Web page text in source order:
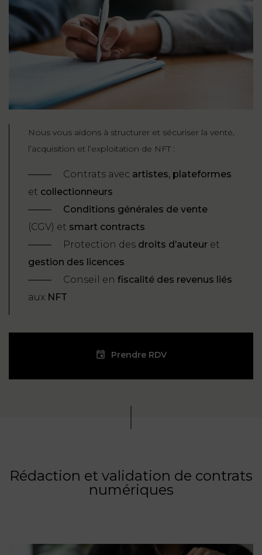
Nous vous aidons à structurer et sécuriser la vente,
l’acquisition et l’exploitation de NFT :
Contrats avec artistes, plateformes
et collectionneurs
Conditions générales de vente
(CGV) et smart contracts
Protection des droits d’auteur et
gestion des licences
Conseil en fiscalité des revenus liés
aux NFT
Prendre RDV
Rédaction et validation de contrats
numériques